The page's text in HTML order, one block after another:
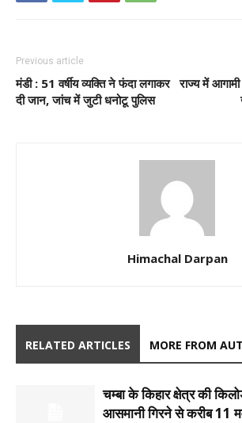
Previous article
मंडी : 51 वर्षीय व्यक्ति ने फंदा लगाकर
दी जान, जांच में जुटी धनोटू पुलिस
राज्य में आगामी
Himachal Darpan
RELATED ARTICLES MORE FROM
चम्बा के किहार क्षेत्र की
आसमानी गिरने से करीब 11